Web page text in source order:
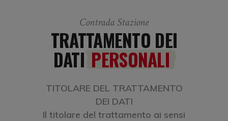
Contrada Stazione
TRATTAMENTO DEI
DATI PERSONALI
TITOLARE DEL TRATTAMENTO
DEI DATI
Il titolare del trattamento ai sensi